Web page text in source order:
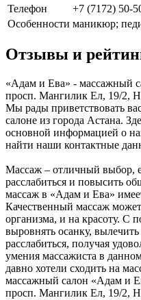
Телефон
+7 (7172) 50-
Особенности маникюр;
Отзывы и
«Адам и Ева» - массажный
просп. Мангилик Ел, 19/2,
Мы рады приветствовать
салоне из города Астана.
основной информацией о
найти наши контактные
Массаж – отличный выбор,
расслабиться и повысить
массаж в «Адам и Ева»
Качественный массаж
организма, и на красоту.
выровнять осанку,
расслабиться, получая
умения массажиста в
давно хотели сходить на
массажный салон «Адам и
просп. Мангилик Ел, 19/2,